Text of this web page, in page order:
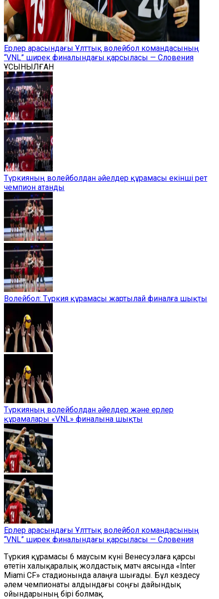
Ерлер арасындағы Ұлттық волейбол командасының
“VNL” ширек финалындағы қарсыласы — Словения
ҰСЫНЫЛҒАН
Түркияның волейболдан әйелдер құрамасы екінші рет
чемпион атанды
Волейбол: Түркия құрамасы жартылай финалға шықты
Түркияның волейболдан әйелдер және ерлер
құрамалары «VNL» финалына шықты
Ерлер арасындағы Ұлттық волейбол командасының
“VNL” ширек финалындағы қарсыласы — Словения
Түркия құрамасы 6 маусым күні Венесуэлаға қарсы
өтетін халықаралық жолдастық матч аясында «Inter
Miami CF» стадионында алаңға шығады. Бұл кездесу
әлем чемпионаты алдындағы соңғы дайындық
ойындарының бірі болмақ.